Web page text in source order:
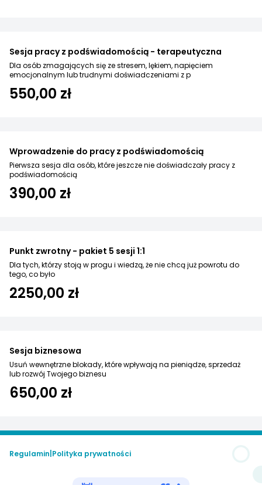
Sesja pracy z podświadomością - terapeutyczna
Dla osób zmagających się ze stresem, lękiem, napięciem
emocjonalnym lub trudnymi doświadczeniami z p
550,00 zł
Wprowadzenie do pracy z podświadomością
Pierwsza sesja dla osób, które jeszcze nie doświadczały pracy z
podświadomością
390,00 zł
Punkt zwrotny - pakiet 5 sesji 1:1
Dla tych, którzy stoją w progu i wiedzą, że nie chcą już powrotu do
tego, co było
2250,00 zł
Sesja biznesowa
Usuń wewnętrzne blokady, które wpływają na pieniądze, sprzedaż
lub rozwój Twojego biznesu
650,00 zł
Regulamin Polityka prywatności